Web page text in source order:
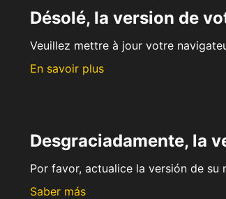
Désolé, la version de
Veuillez mettre à jour votre
En savoir plus
Desgraciadamente, la
Por favor, actualice la versión de
Saber más